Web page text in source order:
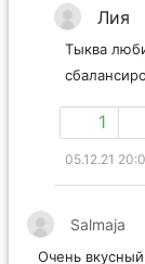
Лия
Тыква
1
05.12.21
Salmaja
Очень